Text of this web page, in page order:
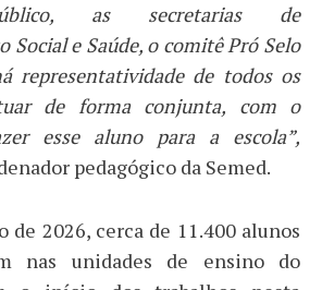
as secretarias de
Social e Saúde, o comitê Pró Selo
representatividade de todos os
de forma conjunta, com o
esse aluno para a escola”,
pedagógico da Semed.
de 2026, cerca de 11.400 alunos
nas unidades de ensino do